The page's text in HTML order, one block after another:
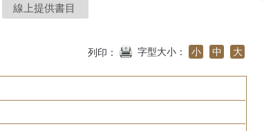
線上提供書目
列印： 字型大小： 小 中 大